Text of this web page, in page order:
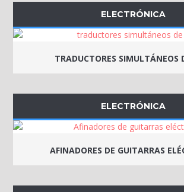
ELECTRÓNICA
TRADUCTORES SIMULTÁNEOS
ELECTRÓNICA
AFINADORES DE GUITARRAS